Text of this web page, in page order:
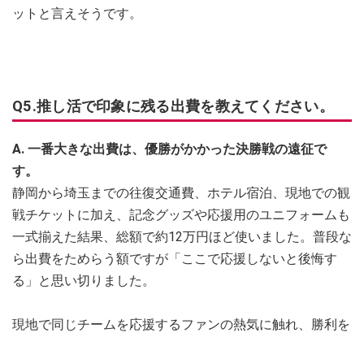
ットと言えそうです。
Q5.推し活で印象に残る出費を教えてください。
A. 一番大きな出費は、優勝がかかった決勝戦の遠征で
す。
静岡から埼玉までの往復交通費、ホテル宿泊、現地での観
戦チケットに加え、記念グッズや応援用のユニフォームも
一式揃えた結果、総額で約12万円ほど使いました。普段な
ら出費をためらう額ですが「ここで応援しないと後悔す
る」と思い切りました。
現地で同じチームを応援するファンの熱気に触れ、勝利を